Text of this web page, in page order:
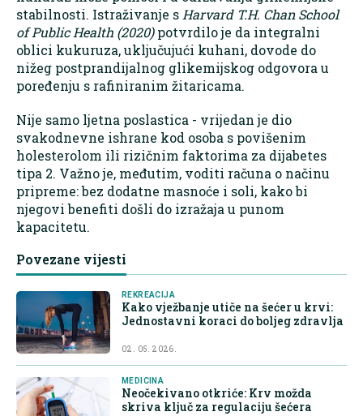
stabilnosti. Istraživanje sHarvard T.H. Chan School
of Public Health (2020)potvrdilo je da integralni
oblici kukuruza, uključujući kuhani, dovode do
nižeg postprandijalnog glikemijskog odgovora u
poređenju s rafiniranim žitaricama.
Nije samo ljetna poslastica - vrijedan je dio
svakodnevne ishrane kod osoba s povišenim
holesterolom ili rizičnim faktorima za dijabetes
tipa 2. Važno je, međutim, voditi računa o načinu
pripreme: bez dodatne masnoće i soli, kako bi
njegovi benefiti došli do izražaja u punom
kapacitetu.
Povezane vijesti
REKREACIJA
Kako vježbanje utiče na šećer u krvi:
Jednostavni koraci do boljeg zdravlja
02. 05. 2026.
MEDICINA
Neočekivano otkriće: Krv možda
skriva ključ za regulaciju šećera